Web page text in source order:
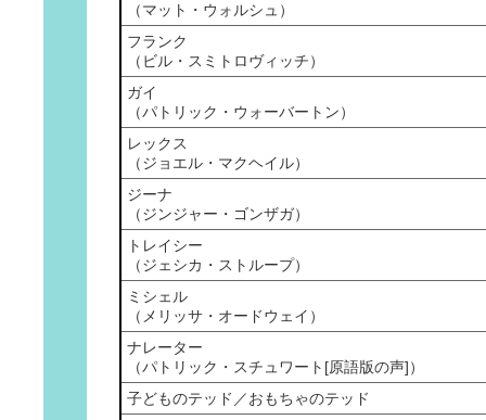
（マット・ウォルシュ）
フランク
（ビル・スミトロヴィッチ）
ガイ
（パトリック・ウォーバートン）
レックス
（ジョエル・マクヘイル）
ジーナ
（ジンジャー・ゴンザガ）
トレイシー
（ジェシカ・ストループ）
ミシェル
（メリッサ・オードウェイ）
ナレーター
（パトリック・スチュワート[原語版の声]）
子どものテッド／おもちゃのテッド